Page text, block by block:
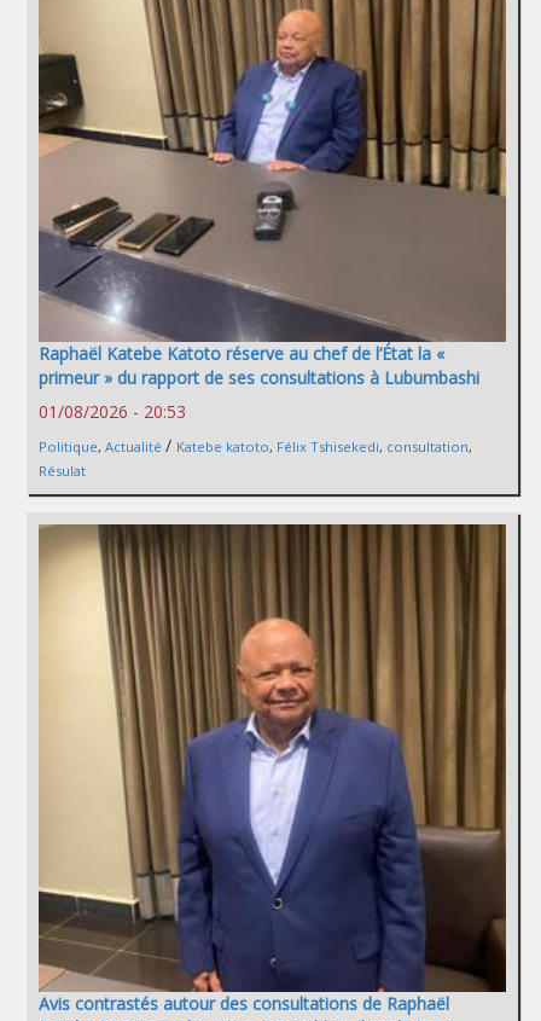
Raphaël Katebe Katoto réserve au chef de l’État la «
primeur » du rapport de ses consultations à Lubumbashi
01/08/2026 - 20:53
Politique, Actualité / Katebe katoto, Félix Tshisekedi, consultation,
Résulat
Avis contrastés autour des consultations de Raphaël